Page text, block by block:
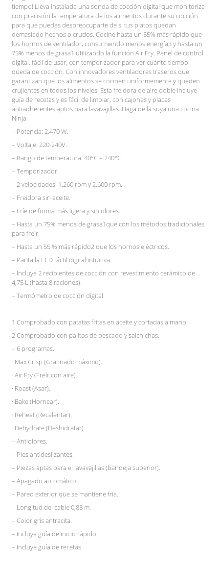
tiempo! Lleva instalada una sonda de cocción digital que monitoriza
con precisión la temperatura de los alimentos durante su cocción
para que puedas despreocuparte de si tus platos quedan
demasiado hechos o crudos. Cocine hasta un 55% más rápido que
los hornos de ventilador, consumiendo menos energía3 y hasta un
75% menos de grasa1 utilizando la función Air Fry. Panel de control
digital, fácil de usar, con temporizador para ver cuánto tiempo
queda de cocción. Con innovadores ventiladores traseros que
garantizan que los alimentos se cocinen uniformemente y queden
crujientes en todos los niveles. Esta freidora de aire doble incluye
guía de recetas y es fácil de limpiar, con cajones y placas
antiadherentes aptos para lavavajillas. Haga de la suya una cocina
Ninja.
– Potencia: 2.470 W.
– Voltaje: 220-240V.
– Rango de temperatura: 40°C – 240°C.
– Temporizador.
– 2 velocidades: 1.260 rpm y 2.600 rpm.
– Freidora sin aceite.
– Fríe de forma más ligera y sin olores.
– Hasta un 75% menos de grasa1que con los métodos tradicionales
para freír.
– Hasta un 55 % más rápido2 que los hornos eléctricos.
– Pantalla LCD táctil digital intuitiva.
– Incluye 2 recipientes de cocción con revestimiento cerámico de
4,75 L (hasta 8 raciones).
– Termómetro de cocción digital.
1 Comprobado con patatas fritas en aceite y cortadas a mano.
2 Comprobado con palitos de pescado y salchichas.
– 6 programas.
· Max Crisp (Gratinado máximo).
· Air Fry (Freír con aire).
· Roast (Asar).
· Bake (Hornear).
· Reheat (Recalentar).
· Dehydrate (Deshidratar).
– Antiolores.
– Pies antideslizantes.
– Piezas aptas para el lavavajillas (bandeja superior).
– Apagado automático.
– Pared exterior que se mantiene fría.
– Longitud del cable 0,88 m.
– Color gris antracita.
– Incluye guía de inicio rápido.
– Incluye guía de recetas.